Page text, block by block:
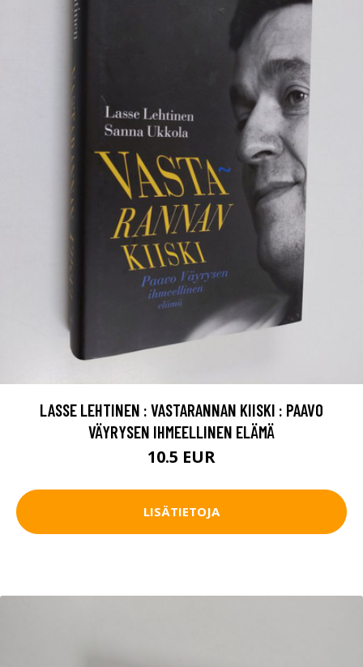
LASSE LEHTINEN : VASTARANNAN KIISKI : PAAVO
VÄYRYSEN IHMEELLINEN ELÄMÄ
10.5 EUR
LISÄTIETOJA